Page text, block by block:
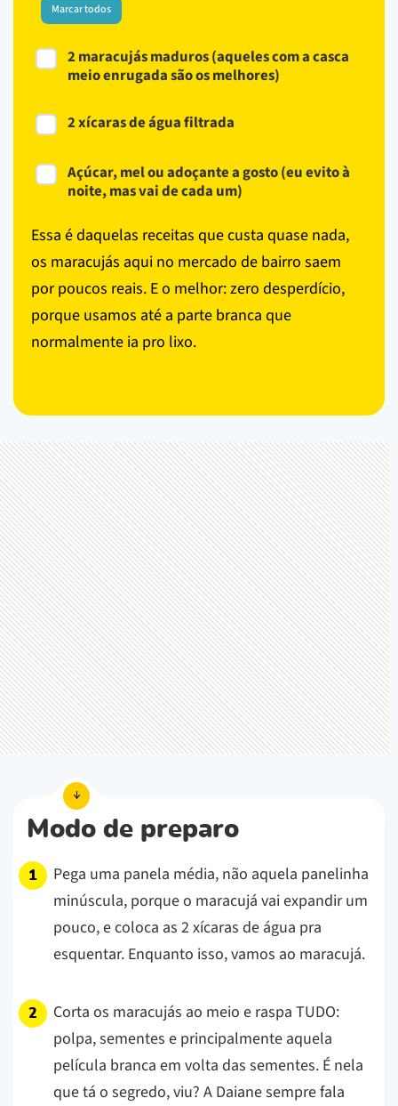
Marcar todos
2 maracujás maduros (aqueles com a casca
meio enrugada são os melhores)
2 xícaras de água filtrada
Açúcar, mel ou adoçante a gosto (eu evito à
noite, mas vai de cada um)
Essa é daquelas receitas que custa quase nada,
os maracujás aqui no mercado de bairro saem
por poucos reais. E o melhor: zero desperdício,
porque usamos até a parte branca que
normalmente ia pro lixo.
Modo de preparo
Pega uma panela média, não aquela panelinha
minúscula, porque o maracujá vai expandir um
pouco, e coloca as 2 xícaras de água pra
esquentar. Enquanto isso, vamos ao maracujá.
Corta os maracujás ao meio e raspa TUDO:
polpa, sementes e principalmente aquela
película branca em volta das sementes. É nela
que tá o segredo, viu? A Daiane sempre fala